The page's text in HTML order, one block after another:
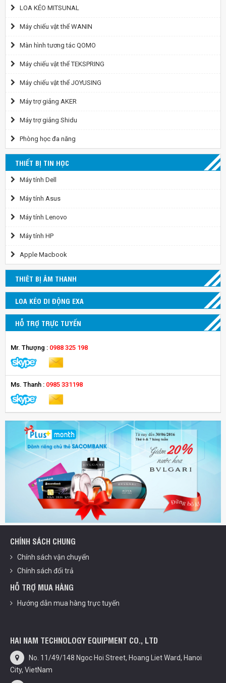
LOA KÉO MITSUNAL
Máy chiếu vật thể WANIN
Màn hình tương tác QOMO
Máy chiếu vật thể TEKSPRING
Máy chiếu vật thể JOYUSING
Máy trợ giảng AKER
Máy trợ giảng Shidu
Phòng học đa năng
THIẾT BỊ TIN HỌC
Máy tính Dell
Máy tính Asus
Máy tính Lenovo
Máy tính HP
Apple Macbook
THIÊT BỊ ÂM THANH
LOA KÉO DI ĐỘNG EXA
HỖ TRỢ TRỰC TUYẾN
Mr. Thượng : 0988 325 198
Ms. Thanh : 0985 331198
CHÍNH SÁCH CHUNG
Chính sách vận chuyển
Chính sách đổi trả
HỖ TRỢ MUA HÀNG
Hướng dẫn mua hàng trực tuyến
HAI NAM TECHNOLOGY EQUIPMENT CO., LTD
No. 11/49/148 Ngoc Hoi Street, Hoang Liet Ward, Hanoi
City, VietNam